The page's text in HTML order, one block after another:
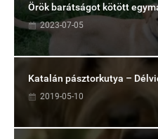
Örök barátságot kötött
2023-07-05
Katalán pásztorkutya –
2019-05-10